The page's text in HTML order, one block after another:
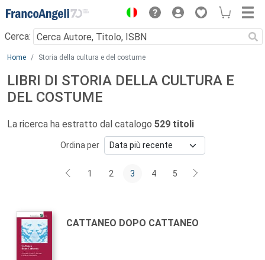
Menu
Cerca:
Main content
Home Storia della cultura e del costume
LIBRI DI STORIA DELLA CULTURA E
DEL COSTUME
La ricerca ha estratto dal catalogo 529 titoli
Ordina per
1 2 3 4 5
Autori:
Titolo:
CATTANEO DOPO CATTANEO